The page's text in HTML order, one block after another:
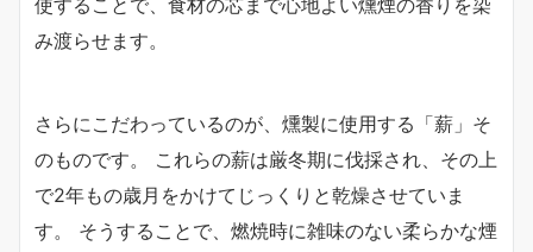
み渡らせます。
さらにこだわっているのが、燻製に使用する「薪」そ
のものです。 これらの薪は厳冬期に伐採され、その上
で2年もの歳月をかけてじっくりと乾燥させていま
す。 そうすることで、燃焼時に雑味のない柔らかな煙